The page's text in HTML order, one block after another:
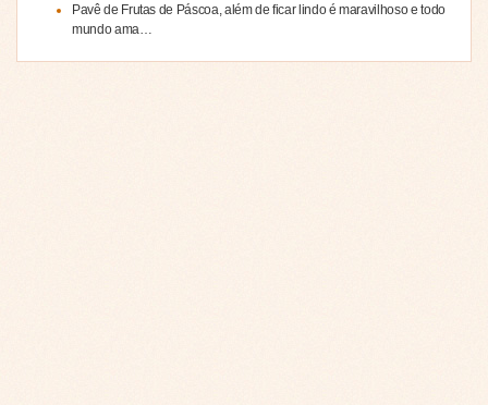
Pavê de Frutas de Páscoa, além de ficar lindo é maravilhoso e todo
mundo ama…